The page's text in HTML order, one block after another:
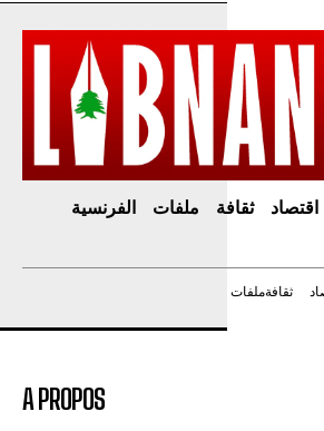
اقتصاد ثقافة ملفات
الفرنسية
ثقافةملفات
A PROPOS